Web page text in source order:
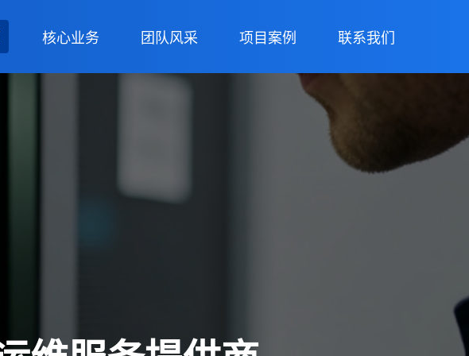
核心业务 团队风采 项目案例 联系我们